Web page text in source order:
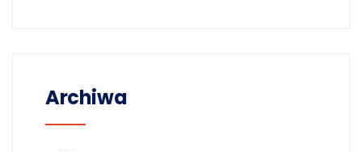
Archiwa